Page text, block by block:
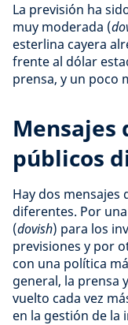
La previsión ha
muy moderada (
esterlina cayera
frente al dólar
prensa, y un poco
Mensajes
públicos
Hay dos mensajes
diferentes. Por
(dovish) para los
previsiones y por
con una política
general, la prensa
vuelto cada vez
en la gestión de la